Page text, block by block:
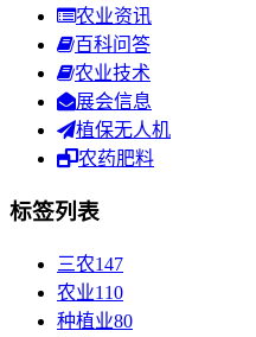
农业资讯
百科问答
农业技术
展会信息
植保无人机
农药肥料
标签列表
三农147
农业110
种植业80